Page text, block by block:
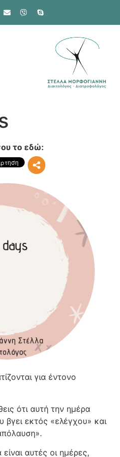
το εδώ:
για έντονο
ότι αυτή την ημέρα
βγει εκτός «ελέγχου» και
αυτές οι ημέρες,